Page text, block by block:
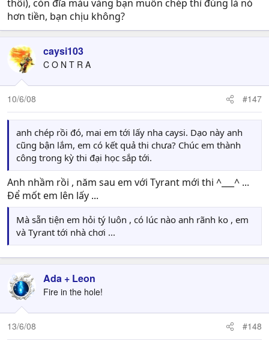
thôi), còn đĩa màu vàng bạn muốn chép thì đúng là nó
hơn tiền, bạn chịu không?
caysi103
C O N T R A
10/6/08 #147
anh chép rồi đó, mai em tới lấy nha caysi. Dạo này anh
cũng bận lắm, em có kết quả thi chưa? Chúc em thành
công trong kỳ thi đại học sắp tới.
Anh nhầm rồi , năm sau em với Tyrant mới thi ^___^ ...
Để mốt em lên lấy ...
Mà sẵn tiện em hỏi tý luôn , có lúc nào anh rãnh ko , em
và Tyrant tới nhà chơi ...
Ada + Leon
Fire in the hole!
13/6/08 #148